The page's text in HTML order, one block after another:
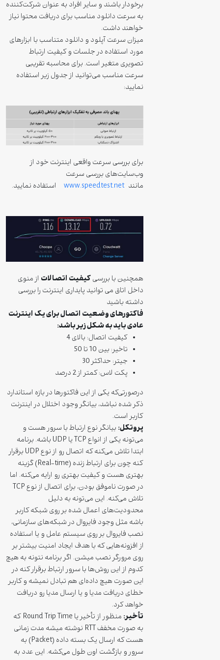
برخودار باشند و سایر افراد به عنوان شرکت‌کننده
به سرعت دانلود مناسب برای دریافت محتوا نیاز
خواهند داشت.
میزان سرعت آپلود و دانلود متناسب با ابزارهای
مورد استفاده در جلسات و کیفیت ارتباط
تصویری متغیر است. برای محاسبه تقریبی
سرعت مناسب می‌توانید از جدول زیر استفاده
نمایید:
برای بررسی سرعت واقعی اینترنت خود از
وب‌سایت‌های بررسی سرعت
مانندwww.speedtest.net استفاده نمایید.
همچنین با بررسیکیفیت اتصالاتاز منوی
داخل اتاق می توانید پایداری اینترنت را بررسی
داشته باشید
فاکتورهای وضعیت اتصال برای یک اینترنت
عادی باید به شکل زیر باشد:
کیفیت اتصال: بالای 4
تاخیر: بین 10 تا 50
جیتر: حداکثر 30
پکت لاس: کمتر از 2 درصد
درصورتی‌که یکی از این فاکتورها در بازه استاندارد
ذکر شده نباشد، بیانگر وجود اختلال در اینترنت
کاربر است.
پروتکل:بیانگر نوع ارتباط با سرور هست و
می‌تونه یکی از انواع TCP یا UDP باشه. برنامه
ابتدا تلاش می‌کنه که اتصال رو از نوع UDP برقرار
کنه چون برای ارتباط زنده (Real-time) گزینه
بهتری هست و کیفیت بهتری رو ارایه می‌کنه. اما
در صورت ناموفق بودن، برای اتصال از نوع TCP
تلاش می‌کنه. این می‌تونه به دلیل
محدودیت‌های اعمال شده بر روی شبکه کاربر
باشه مثل وجود فایروال در شبکه‌های سازمانی،
نصب فایروال بر روی سیستم عامل و یا استفاده
از افزونه‌هایی که با هدف ایجاد امنیت بیشتر بر
روی مرورگر نصب میشن. اگر برنامه نتونه به هیچ
کدوم از این روش‌ها با سرور ارتباط برقرار کنه در
این صورت هیچ داده‌ای هم تبادل نمیشه و کاربر
خطای دریافت مدیا و یا ارسال مدیا رو دریافت
خواهد کرد.
تأخیر:
منظور از تأخیر یا Round Trip Time که
به صورت مخفف RTT نوشته میشه مدت زمانی
هست که ارسال یک بسته داده (Packet) به
سرور و بازگشت اون طول می‌کشه. این عدد به